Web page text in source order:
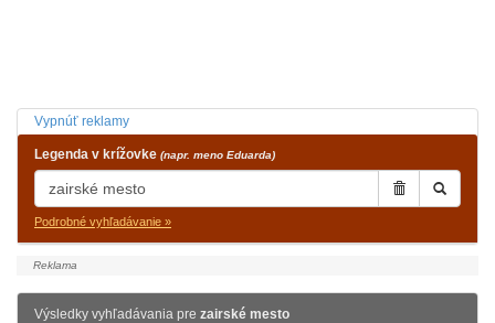
Vypnúť reklamy
Legenda v krížovke (napr. meno Eduarda)
Podrobné vyhľadávanie »
Výsledky vyhľadávania pre zairské mesto